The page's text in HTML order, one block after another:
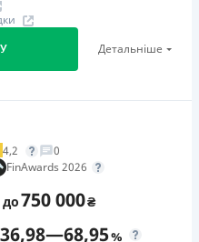
штраф у розмірі 75%
виконання
факту такого
виконання.
МФО.
Детальніше
кредит
погашення
4,2
0
FinAwards 2026
до750 000₴
36,98—68,95%